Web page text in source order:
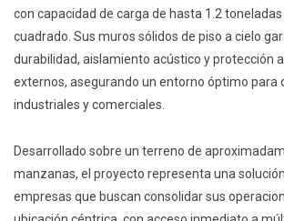
con capacidad de carga de hasta 1.2
cuadrado. Sus muros sólidos de piso a cielo
durabilidad, aislamiento acústico y protección
externos, asegurando un entorno óptimo para
industriales y comerciales.
Desarrollado sobre un terreno de
manzanas, el proyecto representa una
empresas que buscan consolidar sus